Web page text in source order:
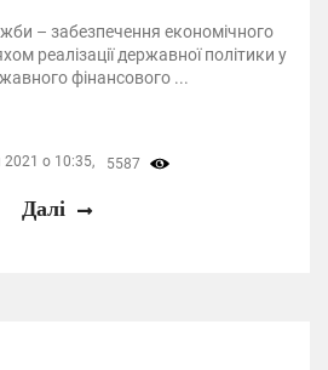
– забезпечення економічного
реалізації державної політики у
фінансового ...
2021 о 10:35, 5587
Далі